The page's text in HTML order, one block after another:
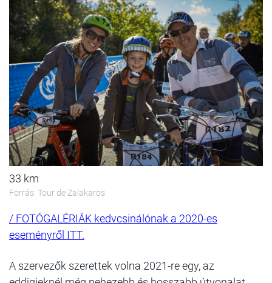
33 km
Forrás: Tour de Zalakaros
/ FOTÓGALÉRIÁK kedvcsinálónak a 2020-es
eseményről ITT.
A szervezők szerettek volna 2021-re egy, az